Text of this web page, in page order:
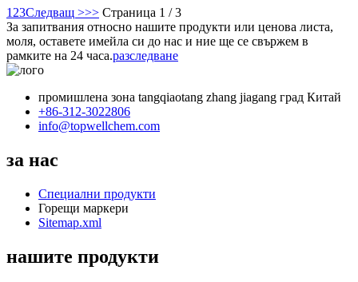
1 23Следващ >>> Страница 1 / 3
За запитвания относно нашите продукти или ценова листа,
моля, оставете имейла си до нас и ние ще се свържем в
рамките на 24 часа.разследване
промишлена зона tangqiaotang zhang jiagang град Китай
+86-312-3022806
info@topwellchem.com
за нас
Специални продукти
Горещи маркери
Sitemap.xml
нашите продукти